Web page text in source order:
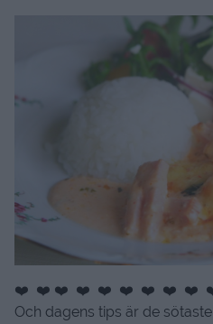
❤️ ❤️ ❤️ ❤️ ❤️ ❤️ ❤️ ❤️ ❤️
Och dagens tips är de